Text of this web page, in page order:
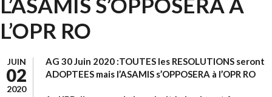
L’OPR RO
JUIN
02
2020
AG 30 Juin 2020 :TOUTES les RESOLUTIONS seront
ADOPTEES mais l’ASAMIS s’OPPOSERA à l’OPR RO